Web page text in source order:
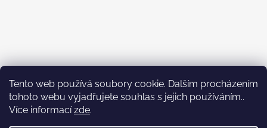
Tento web používá soubory cookie. Dalším procházením
tohoto webu vyjadřujete souhlas s jejich používáním..
Více informacízde.